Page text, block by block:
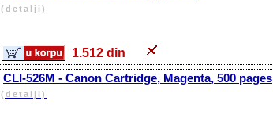
(detalji)
1.512 din
CLI-526M - Canon Cartridge, Magenta, 500 pages
(detalji)